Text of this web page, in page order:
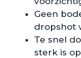
Geen
dropshot
Te snel
sterk is